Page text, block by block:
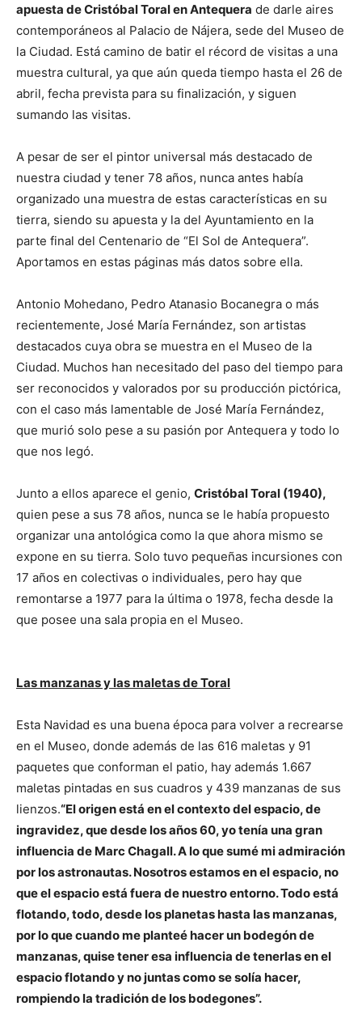
apuesta de Cristóbal Toral en Antequera de darle aires
contemporáneos al Palacio de Nájera, sede del Museo de
la Ciudad. Está camino de batir el récord de visitas a una
muestra cultural, ya que aún queda tiempo hasta el 26 de
abril, fecha prevista para su finalización, y siguen
sumando las visitas.
A pesar de ser el pintor universal más destacado de
nuestra ciudad y tener 78 años, nunca antes había
organizado una muestra de estas características en su
tierra, siendo su apuesta y la del Ayuntamiento en la
parte final del Centenario de “El Sol de Antequera”.
Aportamos en estas páginas más datos sobre ella.
Antonio Mohedano, Pedro Atanasio Bocanegra o más
recientemente, José María Fernández, son artistas
destacados cuya obra se muestra en el Museo de la
Ciudad. Muchos han necesitado del paso del tiempo para
ser reconocidos y valorados por su producción pictórica,
con el caso más lamentable de José María Fernández,
que murió solo pese a su pasión por Antequera y todo lo
que nos legó.
Junto a ellos aparece el genio, Cristóbal Toral (1940),
quien pese a sus 78 años, nunca se le había propuesto
organizar una antológica como la que ahora mismo se
expone en su tierra. Solo tuvo pequeñas incursiones con
17 años en colectivas o individuales, pero hay que
remontarse a 1977 para la última o 1978, fecha desde la
que posee una sala propia en el Museo.
Las manzanas y las maletas de Toral
Esta Navidad es una buena época para volver a recrearse
en el Museo, donde además de las 616 maletas y 91
paquetes que conforman el patio, hay además 1.667
maletas pintadas en sus cuadros y 439 manzanas de sus
lienzos.“El origen está en el contexto del espacio, de
ingravidez, que desde los años 60, yo tenía una gran
influencia de Marc Chagall. A lo que sumé mi admiración
por los astronautas. Nosotros estamos en el espacio, no
que el espacio está fuera de nuestro entorno. Todo está
flotando, todo, desde los planetas hasta las manzanas,
por lo que cuando me planteé hacer un bodegón de
manzanas, quise tener esa influencia de tenerlas en el
espacio flotando y no juntas como se solía hacer,
rompiendo la tradición de los bodegones”.